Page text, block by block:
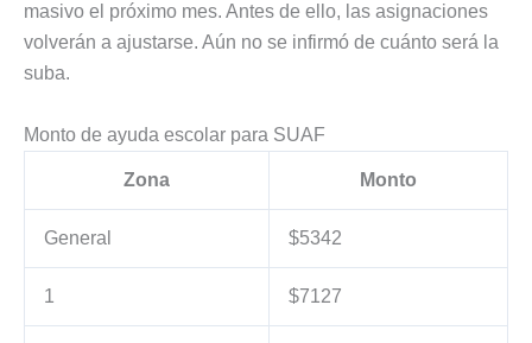
masivo el próximo mes. Antes de ello, las asignaciones
volverán a ajustarse. Aún no se infirmó de cuánto será la
suba.
Monto de ayuda escolar para SUAF
Zona Monto
General $5342
1 $7127